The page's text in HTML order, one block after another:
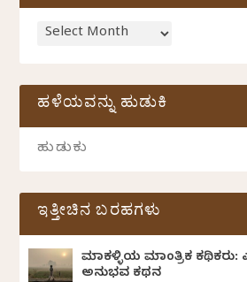
ಹಳೆಯವನ್ನು ಹುಡುಕಿ
ಇತ್ತೀಚಿನ ಬರಹಗಳು
ಮಾಕಳ್ಳಿಯ ಮಾಂತ್ರಿಕ
ಅನುಭವ ಕಥನ